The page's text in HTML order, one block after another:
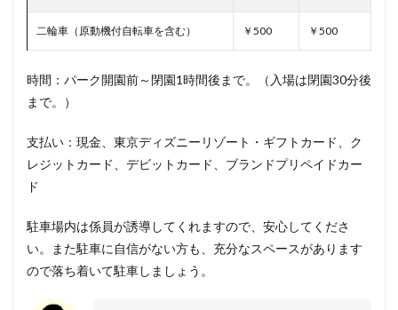
二輪車（原動機付自転車を含む） ￥500 ￥500
時間：パーク開園前～閉園1時間後まで。（入場は閉園30分後
まで。）
支払い：現金、東京ディズニーリゾート・ギフトカード、ク
レジットカード、デビットカード、ブランドプリペイドカー
ド
駐車場内は係員が誘導してくれますので、安心してくださ
い。また駐車に自信がない方も、充分なスペースがあります
ので落ち着いて駐車しましょう。